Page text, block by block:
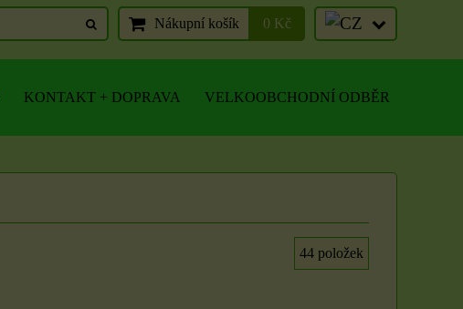
Nákupní košík 0 Kč
KONTAKT + DOPRAVA VELKOOBCHODNÍ ODBĚR
44 položek